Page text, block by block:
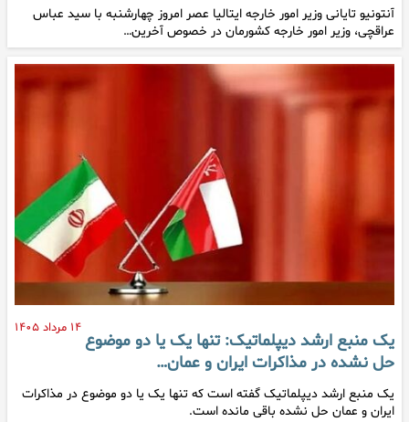
آنتونیو تایانی وزیر امور خارجه ایتالیا عصر امروز چهارشنبه با سید عباس
عراقچی، وزیر امور خارجه کشورمان در خصوص آخرین…
۱۴ مرداد ۱۴۰۵
یک منبع ارشد دیپلماتیک: تنها یک یا دو موضوع
حل نشده در مذاکرات ایران و عمان…
یک منبع ارشد دیپلماتیک گفته است که تنها یک یا دو موضوع در مذاکرات
ایران و عمان حل نشده باقی مانده است.